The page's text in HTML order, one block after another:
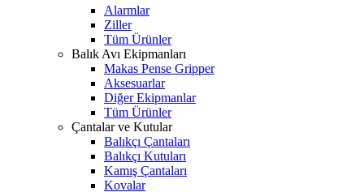
Alarmlar
Ziller
Tüm Ürünler
Balık Avı Ekipmanları
Makas Pense Gripper
Aksesuarlar
Diğer Ekipmanlar
Tüm Ürünler
Çantalar ve Kutular
Balıkçı Çantaları
Balıkçı Kutuları
Kamış Çantaları
Kovalar